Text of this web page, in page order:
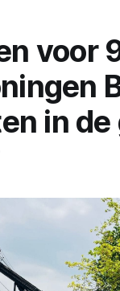
voor
in de